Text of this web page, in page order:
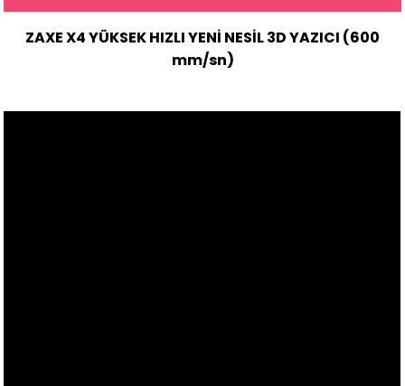
ZAXE X4 YÜKSEK HIZLI YENİ NESİL 3D YAZICI (600
mm/sn)